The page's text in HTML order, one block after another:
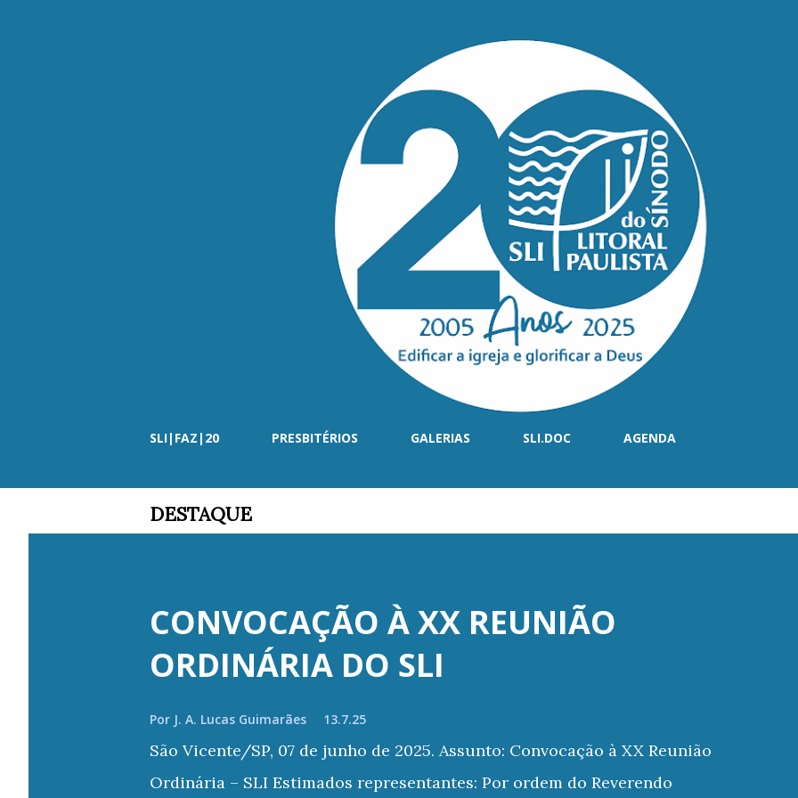
SLI|FAZ|20 PRESBITÉRIOS GALERIAS SLI.DOC AGENDA
DESTAQUE
CONVOCAÇÃO À XX REUNIÃO
ORDINÁRIA DO SLI
Por J. A. Lucas Guimarães 13.7.25
São Vicente/SP, 07 de junho de 2025. Assunto: Convocação à XX Reunião
Ordinária – SLI Estimados representantes: Por ordem do Reverendo